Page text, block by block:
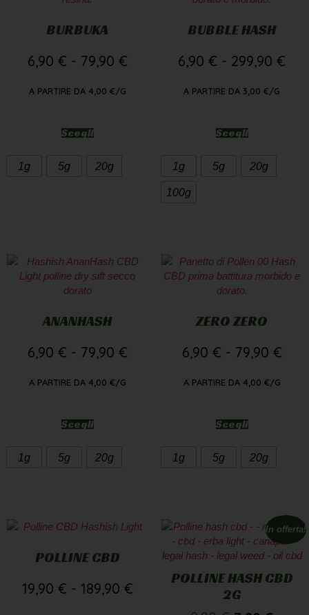
BURBUKA
6,90 € - 79,90 €
A PARTIRE DA 4,00 €/G
Scegli
1g 5g 20g
BUBBLE HASH
6,90 € - 299,90 €
A PARTIRE DA 3,00 €/G
Scegli
1g 5g 20g
100g
ANANHASH
6,90 € - 79,90 €
A PARTIRE DA 4,00 €/G
Scegli
1g 5g 20g
ZERO ZERO
6,90 € - 79,90 €
A PARTIRE DA 4,00 €/G
Scegli
1g 5g 20g
POLLINE CBD
19,90 € - 189,90 €
In offerta!
POLLINE HASH CBD
2G